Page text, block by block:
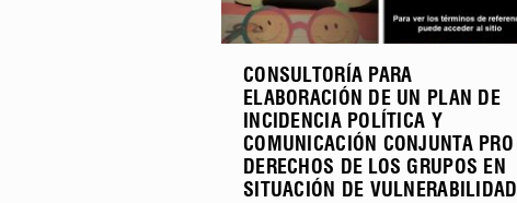
CONSULTORÍA PARA
ELABORACIÓN DE UN PLAN DE
INCIDENCIA POLÍTICA Y
COMUNICACIÓN CONJUNTA PRO
DERECHOS DE LOS GRUPOS EN
SITUACIÓN DE VULNERABILIDAD